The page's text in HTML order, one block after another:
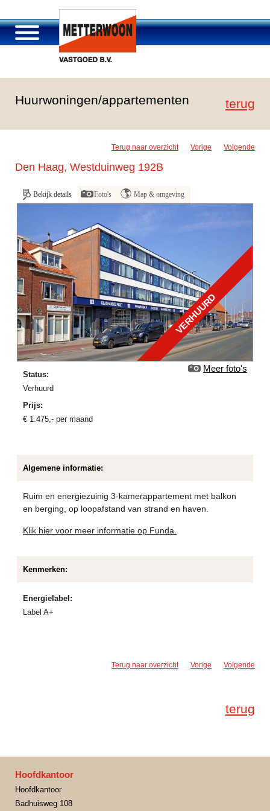
Portfolio
Huurwoningen/appartementen terug
Terug naar overzicht Vorige Volgende
Den Haag, Westduinweg 192B
Bekijk details Foto's Map & omgeving
VERHUURD
Meer foto's
Status:
verhuurd
Prijs:
€ 1.475 ,- per maand
Algemene informatie:
Ruim en energiezuinig 3-kamerappartement met balkon
en berging, op loopafstand van strand en haven.
Klik hier voor meer informatie op Funda.
Kenmerken:
Energielabel:
Label A+
Terug naar overzicht Vorige Volgende
terug
Hoofdkantoor
Hoofdkantoor
Badhuisweg 108